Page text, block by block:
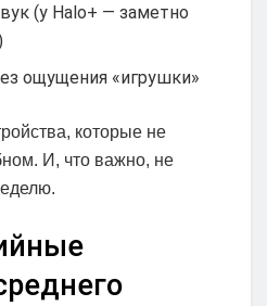
(у Halo+ — заметно
ощущения «игрушки»
которые не
И, что важно, не